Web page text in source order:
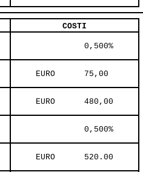
COSTI
               0,500%
     EURO      75,00
     EURO      480,00
               0,500%
     EURO      520.00